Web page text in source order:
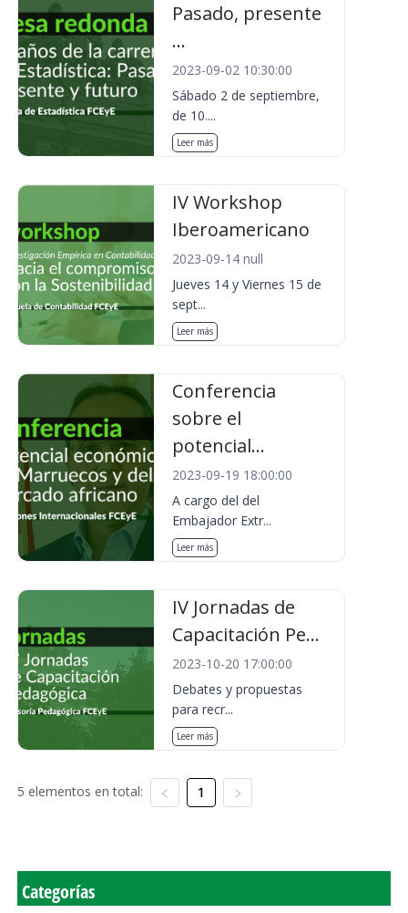
Pasado, presente
...
2023-09-02 10:30:00
Sábado 2 de septiembre,
de 10....
Leer más
IV Workshop
Iberoamericano
2023-09-14 null
Jueves 14 y Viernes 15 de
sept...
Leer más
Conferencia
sobre el
potencial...
2023-09-19 18:00:00
A cargo del del
Embajador Extr...
Leer más
IV Jornadas de
Capacitación Pe...
2023-10-20 17:00:00
Debates y propuestas
para recr...
Leer más
5 elementos en total: 1
Categorías